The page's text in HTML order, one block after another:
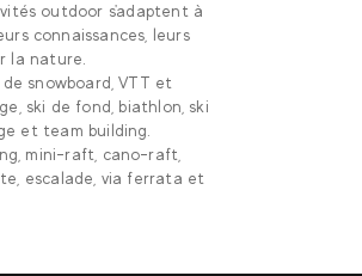
outdoor s'adaptent à
connaissances, leurs
la nature.
snowboard, VTT et
ski de fond, biathlon, ski
et team building.
mini-raft, cano-raft,
escalade, via ferrata et